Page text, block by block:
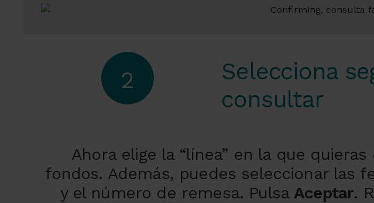
2
Selecciona
consultar
Ahora elige la “línea” en la que
fondos. Además, puedes seleccionar las
y el número de remesa. PulsaAceptar.